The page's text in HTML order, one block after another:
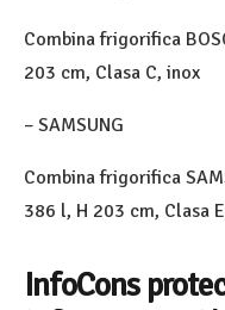
Combina frigorifica
203 cm, Clasa C, inox
– SAMSUNG
Combina frigorifica
386 l, H 203 cm, Clasa
InfoCons